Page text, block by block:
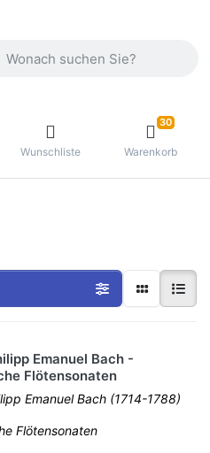
Wunschliste
30
Warenkorb
Emanuel Bach -
Flötensonaten
Emanuel Bach (1714-1788)
Flötensonaten